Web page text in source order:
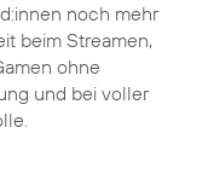
noch mehr
beim Streamen,
ohne
und bei voller